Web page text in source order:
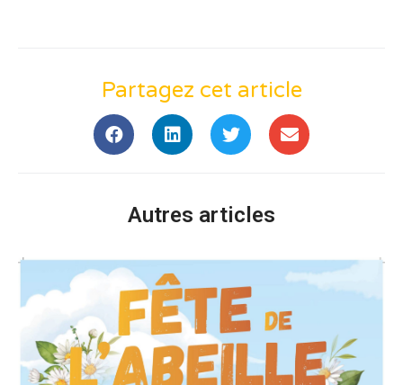
Partagez cet article
Autres articles